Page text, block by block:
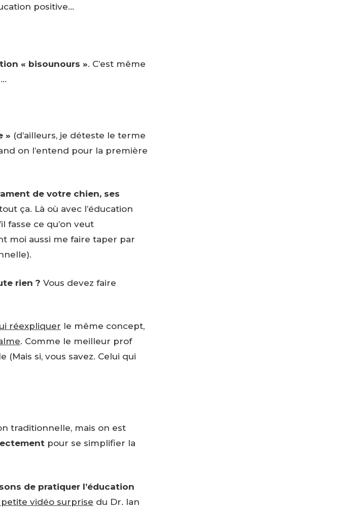
positive…
« bisounours ». C’est même
» (d’ailleurs, je déteste le terme
on l’entend pour la première
de votre chien, ses
ça. Là où avec l’éducation
fasse ce qu’on veut
moi aussi me faire taper par
rien ? Vous devez faire
réexpliquer le même concept,
. Comme le meilleur prof
(Mais si, vous savez. Celui qui
traditionnelle, mais on est
pour se simplifier la
de pratiquer l’éducation
vidéo surprise du Dr. Ian